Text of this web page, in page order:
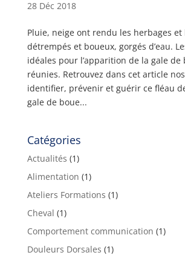
28 Déc 2018
Pluie, neige ont rendu les herbages et
détrempés et boueux, gorgés d’eau.
idéales pour l’apparition de la gale de
réunies. Retrouvez dans cet article
identifier, prévenir et guérir ce fléau
gale de boue...
Catégories
Actualités (1)
Alimentation (1)
Ateliers Formations (1)
Cheval (1)
Comportement communication (1)
Douleurs Dorsales (1)